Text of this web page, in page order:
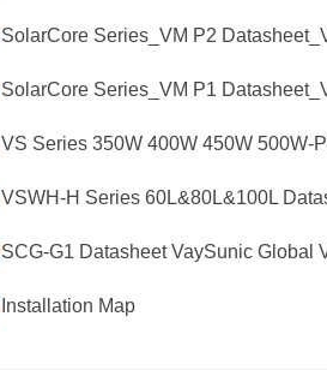
SolarCore Series_VM P2
SolarCore Series_VM P1
VS Series 350W 400W 450W 500W-
VSWH-H Series 60L&80L&100L
SCG-G1 Datasheet VaySunic Global
Installation Map